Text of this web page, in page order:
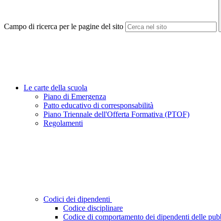
Campo di ricerca per le pagine del sito
Le carte della scuola
Piano di Emergenza
Patto educativo di corresponsabilità
Piano Triennale dell'Offerta Formativa (PTOF)
Regolamenti
Codici dei dipendenti
Codice disciplinare
Codice di comportamento dei dipendenti delle